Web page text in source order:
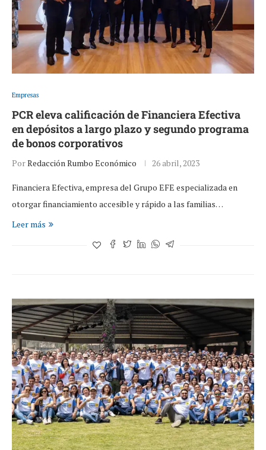
Empresas
PCR eleva calificación de Financiera Efectiva
en depósitos a largo plazo y segundo programa
de bonos corporativos
PorRedacción Rumbo Económico 26 abril, 2023
Financiera Efectiva, empresa del Grupo EFE especializada en
otorgar financiamiento accesible y rápido a las familias…
Leer más